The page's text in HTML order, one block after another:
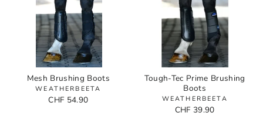
Mesh Brushing Boots
WEATHERBEETA
CHF 54.90
Tough-Tec Prime Brushing
Boots
WEATHERBEETA
CHF 39.90